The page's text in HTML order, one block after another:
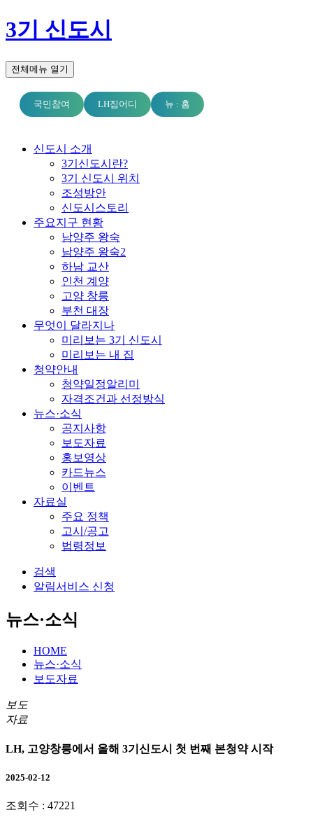
3기 신도시
전체메뉴 열기
국민참여 LH집어디 뉴 : 홈
신도시 소개
3기신도시란?
3기 신도시 위치
조성방안
신도시스토리
주요지구 현황
남양주 왕숙
남양주 왕숙2
하남 교산
인천 계양
고양 창릉
부천 대장
무엇이 달라지나
미리보는 3기 신도시
미리보는 내 집
청약안내
청약일정알리미
자격조건과 선정방식
뉴스·소식
공지사항
보도자료
홍보영상
카드뉴스
이벤트
자료실
주요 정책
고시/공고
법령정보
검색
알림서비스 신청
뉴스·소식
HOME
뉴스·소식
보도자료
보도
자료
LH, 고양창릉에서 올해 3기신도시 첫 번째 본청약 시작
2025-02-12
조회수 : 47221